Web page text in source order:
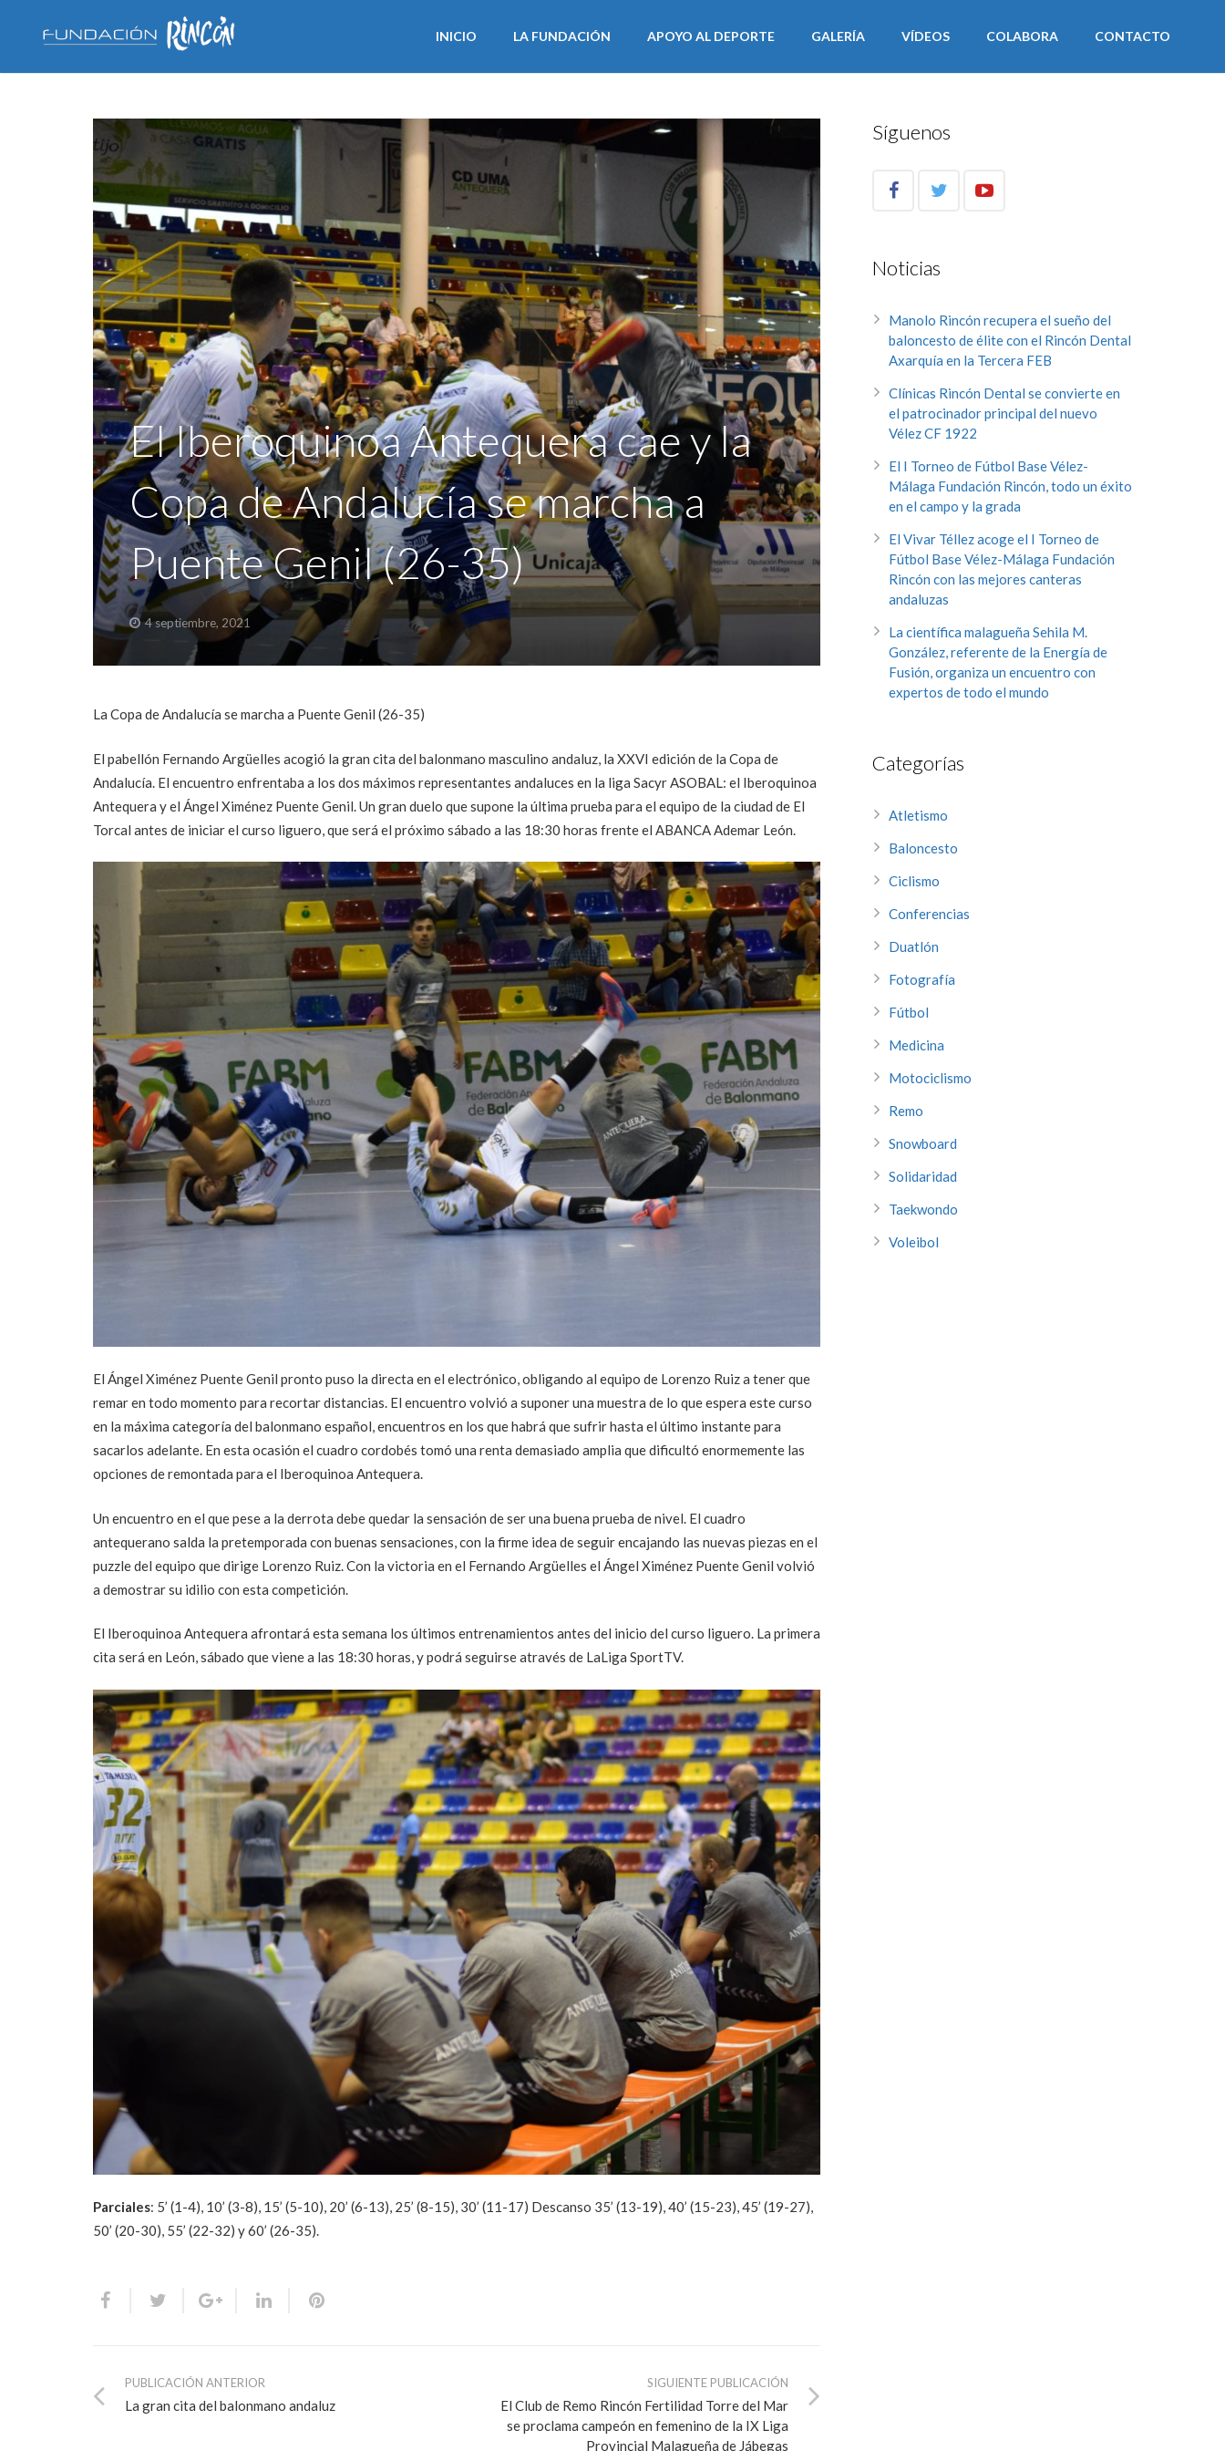
INICIO LA FUNDACIÓN APOYO AL DEPORTE GALERÍA VÍDEOS COLABORA CONTACTO
El Iberoquinoa Antequera cae y la
Copa de Andalucía se marcha a
Puente Genil (26-35)
4 septiembre, 2021
La Copa de Andalucía se marcha a Puente Genil (26-35)
El pabellón Fernando Argüelles acogió la gran cita del balonmano masculino andaluz, la XXVI edición de la Copa de
Andalucía. El encuentro enfrentaba a los dos máximos representantes andaluces en la liga Sacyr ASOBAL: el Iberoquinoa
Antequera y el Ángel Ximénez Puente Genil. Un gran duelo que supone la última prueba para el equipo de la ciudad de El
Torcal antes de iniciar el curso liguero, que será el próximo sábado a las 18:30 horas frente el ABANCA Ademar León.
El Ángel Ximénez Puente Genil pronto puso la directa en el electrónico, obligando al equipo de Lorenzo Ruiz a tener que
remar en todo momento para recortar distancias. El encuentro volvió a suponer una muestra de lo que espera este curso
en la máxima categoría del balonmano español, encuentros en los que habrá que sufrir hasta el último instante para
sacarlos adelante. En esta ocasión el cuadro cordobés tomó una renta demasiado amplia que dificultó enormemente las
opciones de remontada para el Iberoquinoa Antequera.
Un encuentro en el que pese a la derrota debe quedar la sensación de ser una buena prueba de nivel. El cuadro
antequerano salda la pretemporada con buenas sensaciones, con la firme idea de seguir encajando las nuevas piezas en el
puzzle del equipo que dirige Lorenzo Ruiz. Con la victoria en el Fernando Argüelles el Ángel Ximénez Puente Genil volvió
a demostrar su idilio con esta competición.
El Iberoquinoa Antequera afrontará esta semana los últimos entrenamientos antes del inicio del curso liguero. La primera
cita será en León, sábado que viene a las 18:30 horas, y podrá seguirse através de LaLiga SportTV.
Parciales: 5’ (1-4), 10’ (3-8), 15’ (5-10), 20’ (6-13), 25’ (8-15), 30’ (11-17) Descanso 35’ (13-19), 40’ (15-23), 45’ (19-27),
50’ (20-30), 55’ (22-32) y 60’ (26-35).
PUBLICACIÓN ANTERIOR
La gran cita del balonmano andaluz
SIGUIENTE PUBLICACIÓN
El Club de Remo Rincón Fertilidad Torre del Mar
se proclama campeón en femenino de la IX Liga
Provincial Malagueña de Jábegas
Síguenos
Noticias
Manolo Rincón recupera el sueño del
baloncesto de élite con el Rincón Dental
Axarquía en la Tercera FEB
Clínicas Rincón Dental se convierte en
el patrocinador principal del nuevo
Vélez CF 1922
El I Torneo de Fútbol Base Vélez-
Málaga Fundación Rincón, todo un éxito
en el campo y la grada
El Vivar Téllez acoge el I Torneo de
Fútbol Base Vélez-Málaga Fundación
Rincón con las mejores canteras
andaluzas
La científica malagueña Sehila M.
González, referente de la Energía de
Fusión, organiza un encuentro con
expertos de todo el mundo
Categorías
Atletismo
Baloncesto
Ciclismo
Conferencias
Duatlón
Fotografía
Fútbol
Medicina
Motociclismo
Remo
Snowboard
Solidaridad
Taekwondo
Voleibol